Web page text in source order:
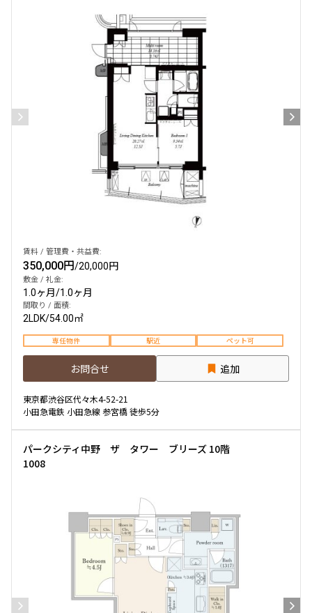
賃料 / 管理費・共益費:
350,000円/20,000円
敷金 / 礼金:
1.0ヶ月/1.0ヶ月
間取り / 面積:
2LDK/54.00㎡
専任物件 駅近 ペット可
お問合せ 追加
東京都渋谷区代々木4-52-21
小田急電鉄 小田急線 参宮橋 徒歩5分
パークシティ中野 ザ タワー ブリーズ 10階
1008